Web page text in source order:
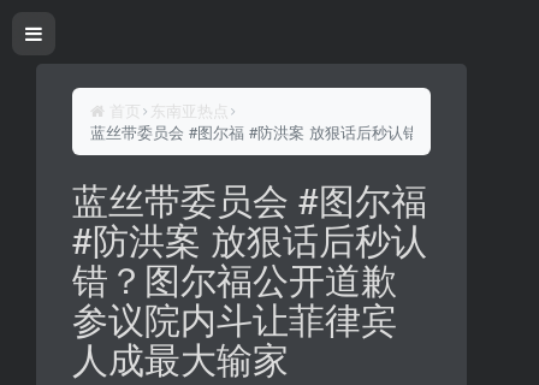
首页
东南亚热点
蓝丝带委员会 #图尔福 #防洪案 放狠话后秒认错？图尔福公开道
蓝丝带委员会 #图尔福
#防洪案 放狠话后秒认
错？图尔福公开道歉
参议院内斗让菲律宾
人成最大输家